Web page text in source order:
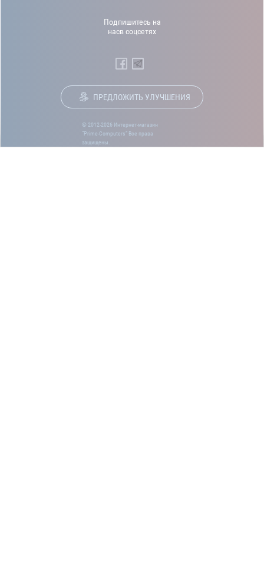
Подпишитесь на
насв соцсетях
ПРЕДЛОЖИТЬ УЛУЧШЕНИЯ
© 2012-2026 Интернет-магазин
“Prime-Computers” Все права
защищены.